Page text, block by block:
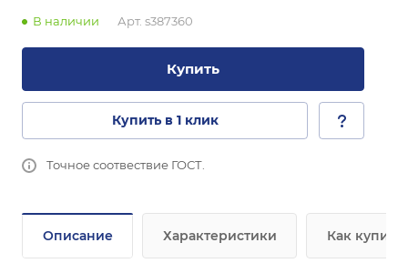
В наличии Арт. s387360
Купить
Купить в 1 клик
Точное соотвествие ГОСТ.
Описание Характеристики Как купить